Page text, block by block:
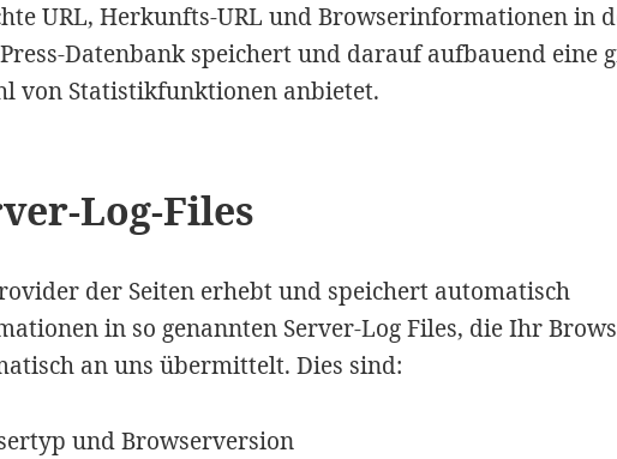
URL, Herkunfts-URL und Browserinformationen in
Datenbank speichert und darauf aufbauend eine
von Statistikfunktionen anbietet.
Log-Files
der Seiten erhebt und speichert automatisch
in so genannten Server-Log Files, die Ihr
an uns übermittelt. Dies sind:
und Browserversion